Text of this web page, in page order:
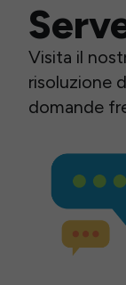
Visita il
risoluzione
domande